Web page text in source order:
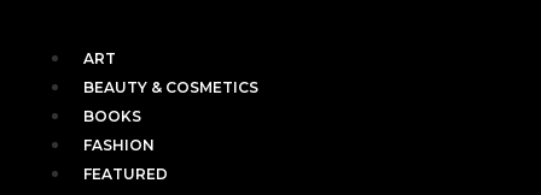
ART
BEAUTY & COSMETICS
BOOKS
FASHION
FEATURED